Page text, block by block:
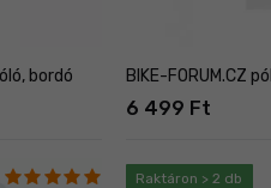
bordó BIKE-FORUM.CZ
6 499 Ft
Raktáron > 2 db